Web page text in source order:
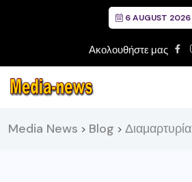
6 AUGUST 2026
Ακολουθήστε μας
Media News > Blog > Διαμαρτυρία